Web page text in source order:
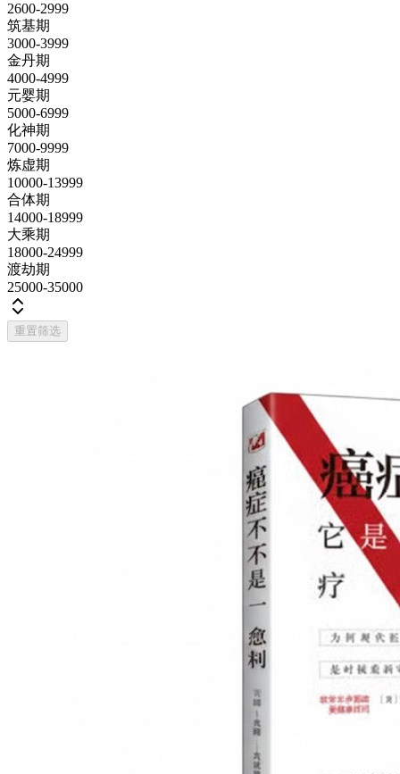
2600-2999
筑基期
3000-3999
金丹期
4000-4999
元婴期
5000-6999
化神期
7000-9999
炼虚期
10000-13999
合体期
14000-18999
大乘期
18000-24999
渡劫期
25000-35000
重置筛选